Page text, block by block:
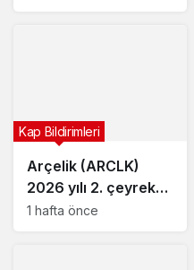
Arçelik (ARCLK)
2026 yılı 2. çeyrek
bilançosunu açıkladı
Kap Bildirimleri
1 hafta önce